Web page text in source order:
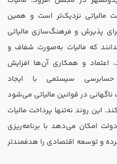
مالیاتی نزدیک‌تر است و همین
پذیرش و فرهنگ‌سازی مالیاتی
که مالیات به‌صورت شفاف و
و همکاری آن‌ها افزایش
سیستمی با ایجاد
ناگهانی در قوانین مالیاتی می‌شود
این روند نه‌تنها پرداخت مالیات
امکان می‌دهد با برنامه‌ریزی
و توسعه اقتصادی را هدفمندتر